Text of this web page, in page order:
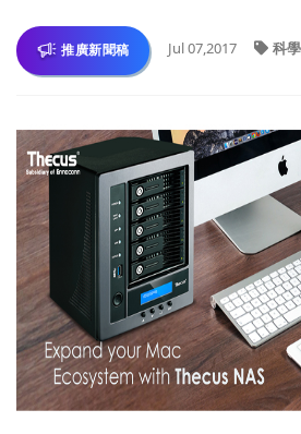
推廣新聞稿 Jul 07,2017 科